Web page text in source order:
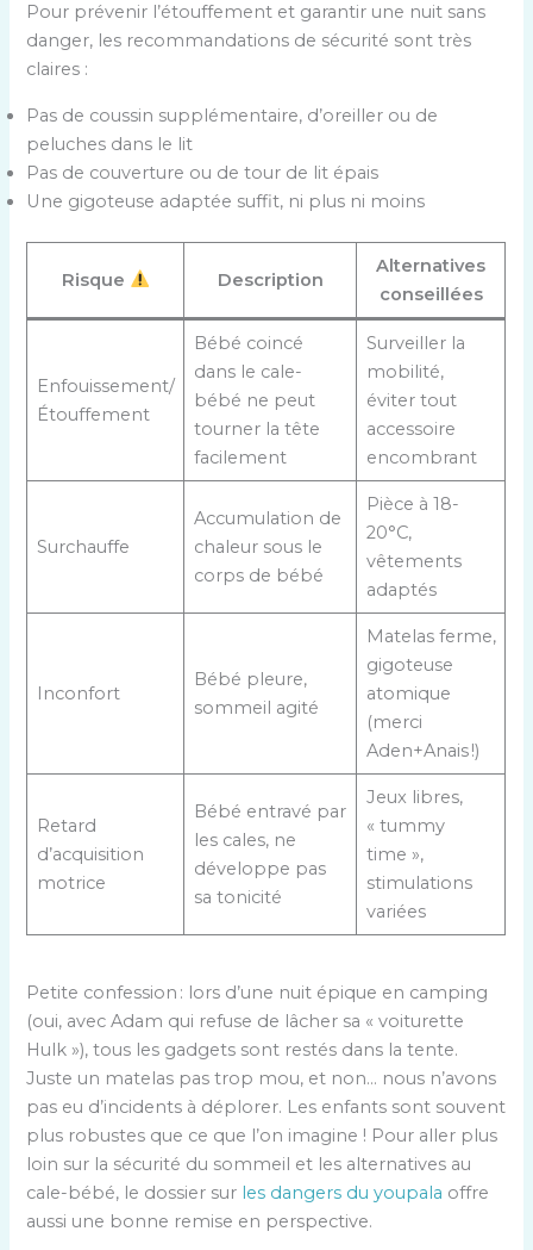
Pour prévenir l’étouffement et garantir une nuit sans
danger, les recommandations de sécurité sont très
claires :
Pas de coussin supplémentaire, d’oreiller ou de
peluches dans le lit
Pas de couverture ou de tour de lit épais
Une gigoteuse adaptée suffit, ni plus ni moins
Risque Description
Alternatives
conseillées
Enfouissement/
Étouffement
Bébé coincé
dans le cale-
bébé ne peut
tourner la tête
facilement
Surveiller la
mobilité,
éviter tout
accessoire
encombrant
Surchauffe
Accumulation de
chaleur sous le
corps de bébé
Pièce à 18-
20°C,
vêtements
adaptés
Inconfort
Bébé pleure,
sommeil agité
Matelas ferme,
gigoteuse
atomique
(merci
Aden+Anais !)
Retard
d’acquisition
motrice
Bébé entravé par
les cales, ne
développe pas
sa tonicité
Jeux libres,
« tummy
time »,
stimulations
variées
Petite confession : lors d’une nuit épique en camping
(oui, avec Adam qui refuse de lâcher sa « voiturette
Hulk »), tous les gadgets sont restés dans la tente.
Juste un matelas pas trop mou, et non… nous n’avons
pas eu d’incidents à déplorer. Les enfants sont souvent
plus robustes que ce que l’on imagine ! Pour aller plus
loin sur la sécurité du sommeil et les alternatives au
cale-bébé, le dossier sur les dangers du youpala offre
aussi une bonne remise en perspective.